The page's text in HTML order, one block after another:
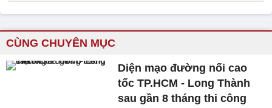
CÙNG CHUYÊN MỤC
Diện mạo đường nối cao
tốc TP.HCM - Long Thành
sau gần 8 tháng thi công